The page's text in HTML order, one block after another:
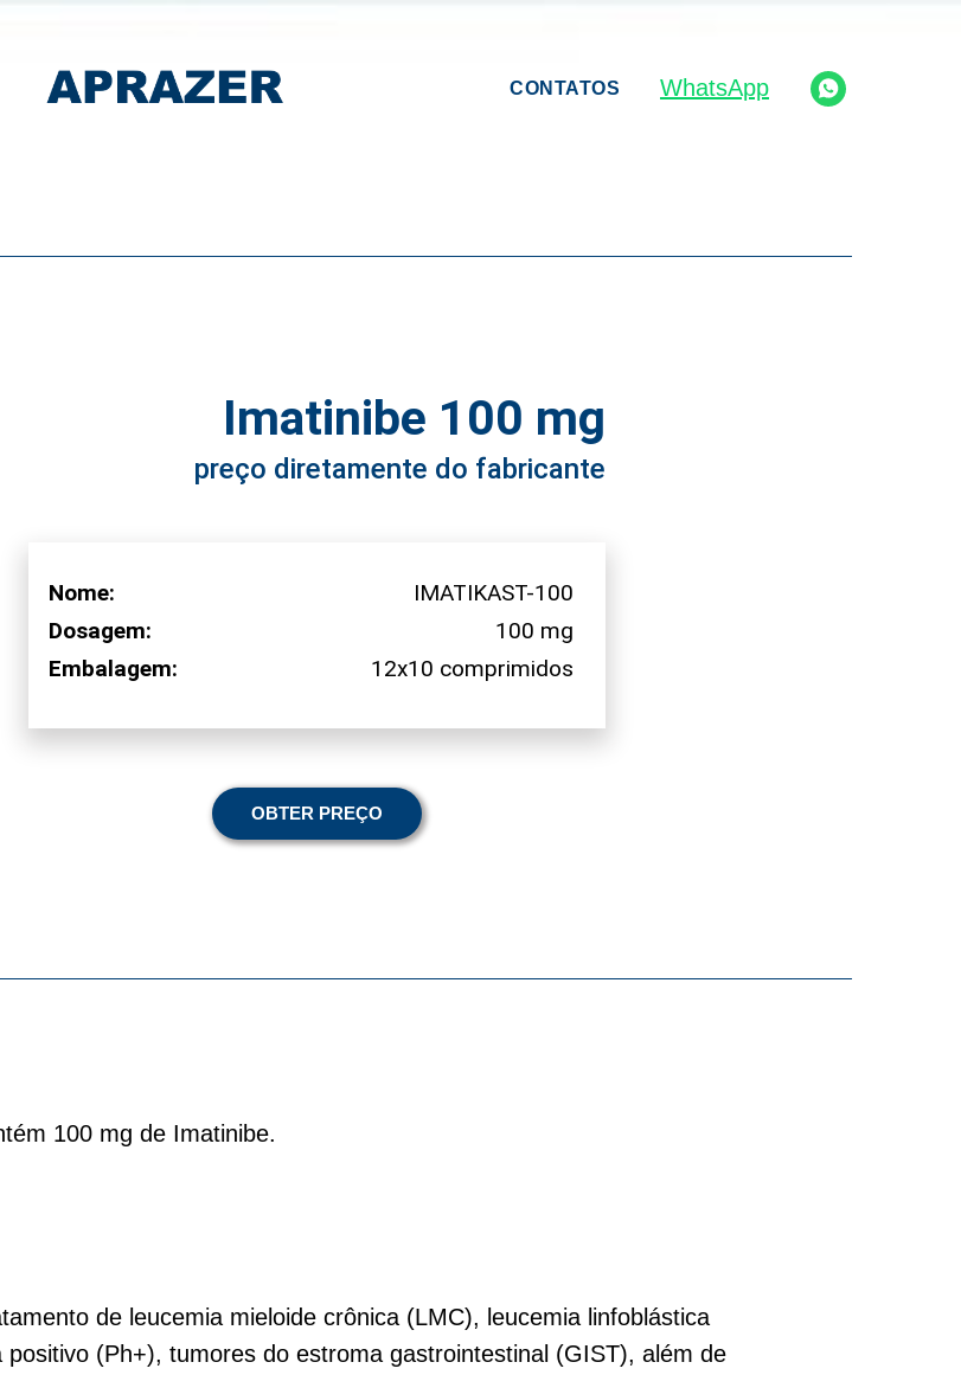
CONTATOS WhatsApp
Imatinibe 100 mg
preço
preço diretamente do fabricante
OBTER PREÇO
Nome:
Dosagem:
Embalagem:
IMATIKAST-100
100 mg
12x10 comprimidos
100 mg de Imatinibe.
de leucemia mieloide crônica (LMC), leucemia linfoblástica
(Ph+), tumores do estroma gastrointestinal (GIST), além de